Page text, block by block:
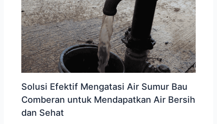
Solusi Efektif Mengatasi Air Sumur Bau
Comberan untuk Mendapatkan Air Bersih
dan Sehat